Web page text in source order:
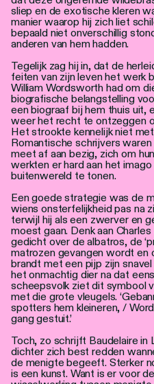
sliep en de exotische kleren
manier waarop hij zich liet
bepaald niet onverschillig
anderen van hem hadden.
Tegelijk zag hij in, dat de
feiten van zijn leven het werk
William Wordsworth had om
biografische belangstelling
een biograaf bij hem thuis uit,
weer het recht te ontzeggen
Het strookte kennelijk niet
Romantische schrijvers
meet af aan bezig, zich om
werkten er hard aan het
buitenwereld te tonen.
Een goede strategie was de
wiens onsterfelijkheid pas na
terwijl hij als een zwerver en
moest gaan. Denk aan
gedicht over de albatros, de
matrozen gevangen wordt en
brandt met een pijp zijn
het onmachtig dier na dat
scheepsvolk ziet dit symbool
met die grote vleugels.
spotters hem kleineren, /
gang gestuit.’
Toch, zo schrijft Baudelaire in
dichter zich best redden
de menigte begeeft. Sterker
is een kunst. Want is er voor